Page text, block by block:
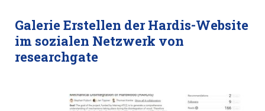
Galerie Erstellen der Hardis-Website
im sozialen Netzwerk von
researchgate